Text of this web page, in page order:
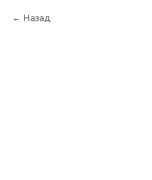
Назад